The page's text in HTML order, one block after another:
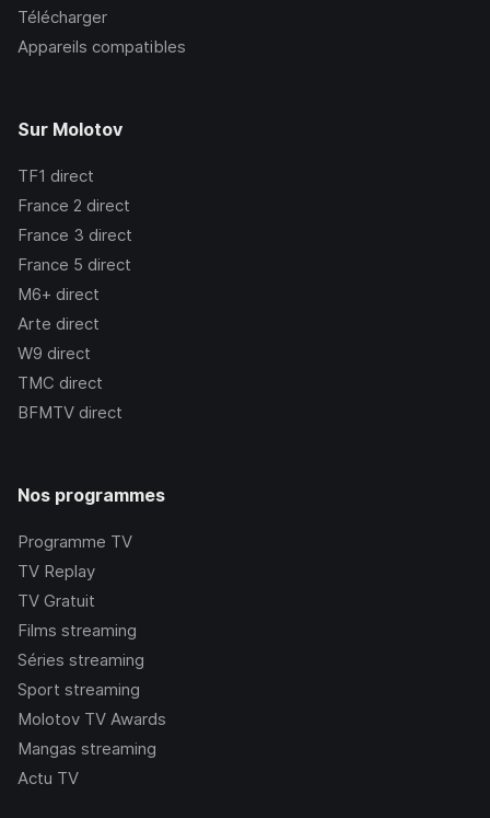
Télécharger
Appareils compatibles
Sur Molotov
TF1 direct
France 2 direct
France 3 direct
France 5 direct
M6+ direct
Arte direct
W9 direct
TMC direct
BFMTV direct
Nos programmes
Programme TV
TV Replay
TV Gratuit
Films streaming
Séries streaming
Sport streaming
Molotov TV Awards
Mangas streaming
Actu TV